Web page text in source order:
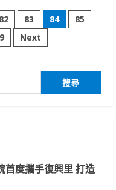
82 83 84
85
Next
首度攜手復興里 打造